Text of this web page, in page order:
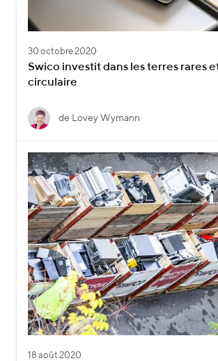
30 octobre 2020
Swico investit dans les terres rares
circulaire
de Lovey Wymann
18 août 2020